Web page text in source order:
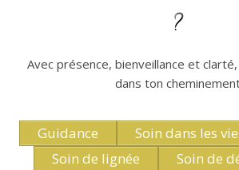
?
Avec présence, bienveillance et
dans ton
Guidance
Soin dans les
Soin de lignée
Soin de